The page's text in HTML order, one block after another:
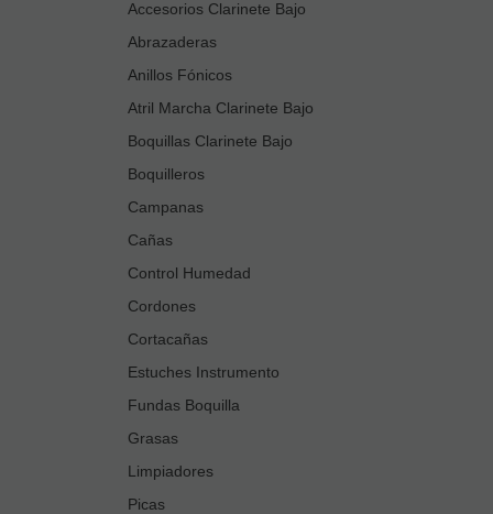
Accesorios Clarinete Bajo
Abrazaderas
Anillos Fónicos
Atril Marcha Clarinete Bajo
Boquillas Clarinete Bajo
Boquilleros
Campanas
Cañas
Control Humedad
Cordones
Cortacañas
Estuches Instrumento
Fundas Boquilla
Grasas
Limpiadores
Picas